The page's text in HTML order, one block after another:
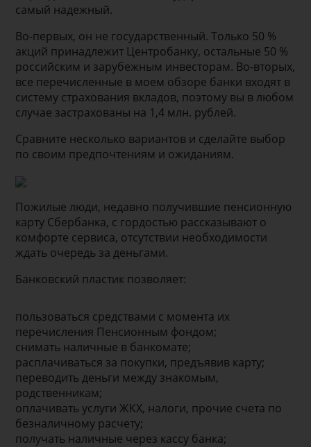
самый надежный.
Во-первых, он не государственный. Только 50 %
акций принадлежит Центробанку, остальные 50 %
российским и зарубежным инвесторам. Во-вторых,
все перечисленные в моем обзоре банки входят в
систему страхования вкладов, поэтому вы в любом
случае застрахованы на 1,4 млн. рублей.
Сравните несколько вариантов и сделайте выбор
по своим предпочтениям и ожиданиям.
Пожилые люди, недавно получившие пенсионную
карту Сбербанка, с гордостью рассказывают о
комфорте сервиса, отсутствии необходимости
ждать очередь за деньгами.
Банковский пластик позволяет:
пользоваться средствами с момента их
перечисления Пенсионным фондом;
снимать наличные в банкомате;
расплачиваться за покупки, предъявив карту;
переводить деньги между знакомым,
родственникам;
оплачивать услуги ЖКХ, налоги, прочие счета по
безналичному расчету;
получать наличные через кассу банка;